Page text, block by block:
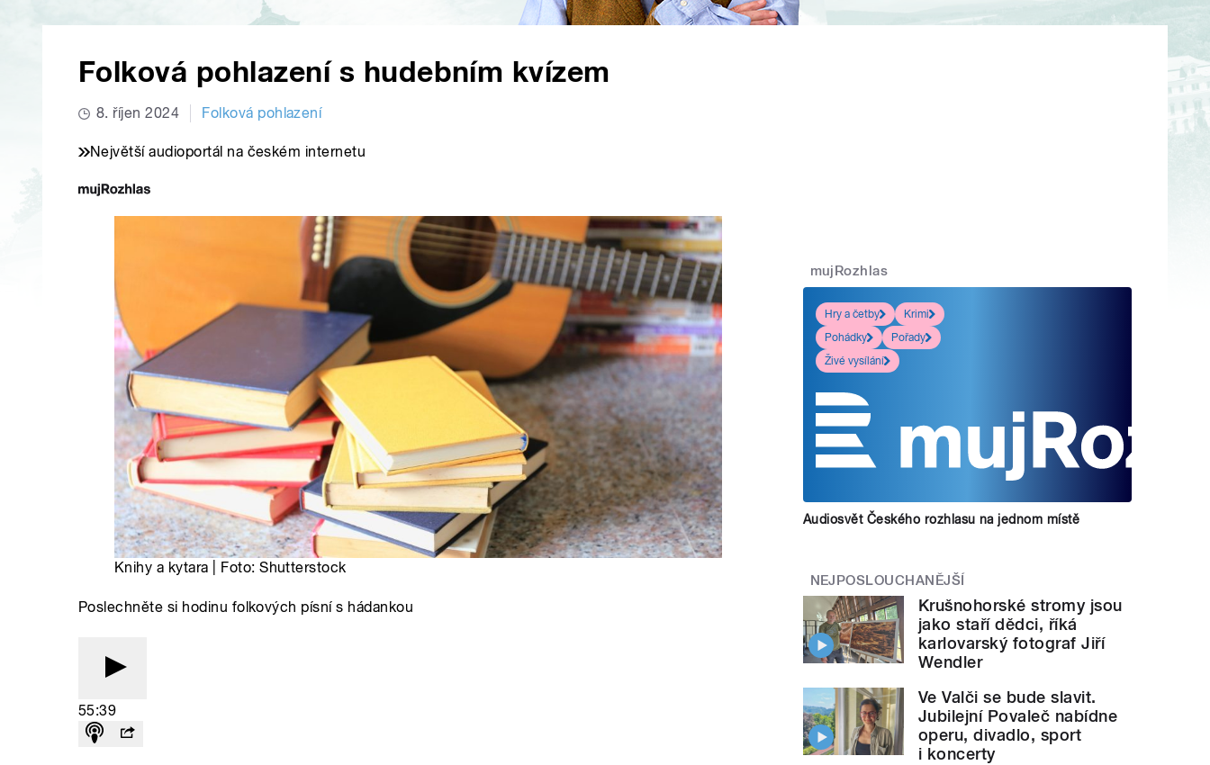
Folková pohlazení s hudebním kvízem
8. říjen 2024 Folková pohlazení
Největší audioportál na českém internetu
Knihy a kytara | Foto: Shutterstock
Poslechněte si hodinu folkových písní s hádankou
55:39
mujRozhlas
Hry a četby
Krimi
Pohádky
Pořady
Živé vysílání
Audiosvět Českého rozhlasu na jednom místě
NEJPOSLOUCHANĚJŠÍ
Krušnohorské stromy jsou
jako staří dědci, říká
karlovarský fotograf Jiří
Wendler
Ve Valči se bude slavit.
Jubilejní Povaleč nabídne
operu, divadlo, sport
i koncerty